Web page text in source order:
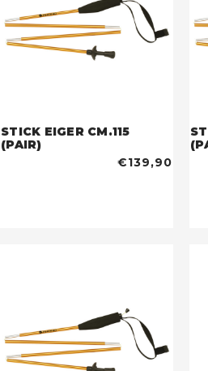
STICK EIGER CM.115
(PAIR)
€139,90